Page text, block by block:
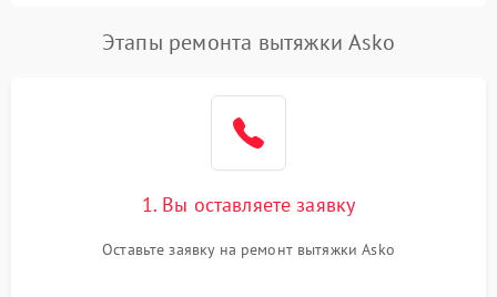
Этапы ремонта вытяжки Asko
1. Вы оставляете заявку
Оставьте заявку на ремонт вытяжки Asko